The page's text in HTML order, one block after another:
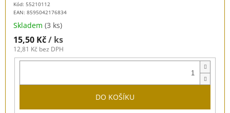
Kód: 55210112
EAN: 8595042176834
Skladem (3 ks)
15,50 Kč/ ks
12,81 Kč bez DPH
DO KOŠÍKU